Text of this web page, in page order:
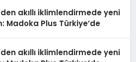
akıllı iklimlendirmede yeni
Madoka Plus Türkiye’de
akıllı iklimlendirmede yeni